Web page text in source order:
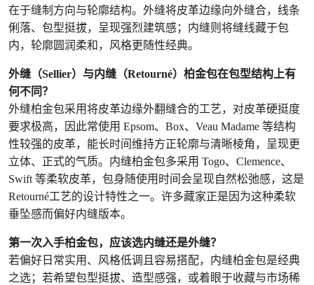
在于缝制方向与轮廓结构。外缝将皮革边缘向外缝合，线条
俐落、包型挺拔，呈现强烈建筑感；内缝则将缝线藏于包
内，轮廓圆润柔和，风格更随性经典。
外缝（Sellier）与内缝（Retourné）柏金包在包型结构上有
何不同？
外缝柏金包采用将皮革边缘外翻缝合的工艺，对皮革硬挺度
要求极高，因此常使用 Epsom、Box、Veau Madame 等结构
性较强的皮革，能长时间维持方正轮廓与清晰棱角，呈现更
立体、正式的气质。内缝柏金包多采用 Togo、Clemence、
Swift 等柔软皮革，包身随使用时间会呈现自然松弛感，这是
Retourné工艺的设计特性之一。许多藏家正是因为这种柔软
垂坠感而偏好内缝版本。
第一次入手柏金包，应该选内缝还是外缝？
若偏好日常实用、风格低调且容易搭配，内缝柏金包是经典
之选；若希望包型挺拔、造型感强，或着眼于收藏与市场稀